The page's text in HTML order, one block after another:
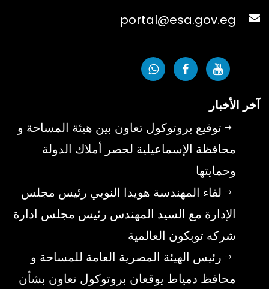
portal@esa.gov.eg
آخر الأخبار
توقيع بروتوكول تعاون بين هيئة المساحة و
محافظة الإسماعيلية لحصر أملاك الدولة
وحمايتها
لقاء المهندسة هويدا النوبي رئيس مجلس
الإدارة مع السيد المهندس رئيس مجلس ادارة
شركه توبكون العالمية
رئيس الهيئة المصرية العامة للمساحة و
محافظ دمياط يوقعان بروتوكول تعاون بشأن